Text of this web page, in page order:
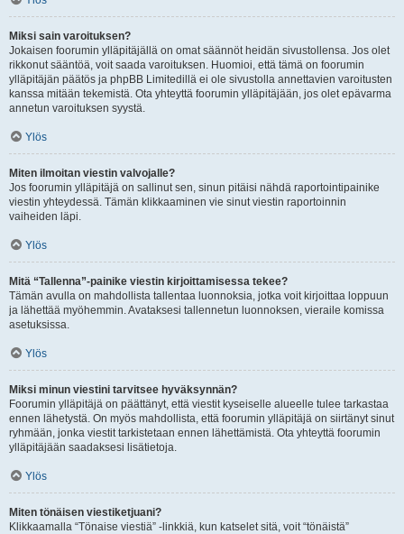
Miksi sain varoituksen?
Jokaisen foorumin ylläpitäjällä on omat säännöt heidän sivustollensa. Jos olet
rikkonut sääntöä, voit saada varoituksen. Huomioi, että tämä on foorumin
ylläpitäjän päätös ja phpBB Limitedillä ei ole sivustolla annettavien varoitusten
kanssa mitään tekemistä. Ota yhteyttä foorumin ylläpitäjään, jos olet epävarma
annetun varoituksen syystä.
Ylös
Miten ilmoitan viestin valvojalle?
Jos foorumin ylläpitäjä on sallinut sen, sinun pitäisi nähdä raportointipainike
viestin yhteydessä. Tämän klikkaaminen vie sinut viestin raportoinnin
vaiheiden läpi.
Ylös
Mitä “Tallenna”-painike viestin kirjoittamisessa tekee?
Tämän avulla on mahdollista tallentaa luonnoksia, jotka voit kirjoittaa loppuun
ja lähettää myöhemmin. Avataksesi tallennetun luonnoksen, vieraile komissa
asetuksissa.
Ylös
Miksi minun viestini tarvitsee hyväksynnän?
Foorumin ylläpitäjä on päättänyt, että viestit kyseiselle alueelle tulee tarkastaa
ennen lähetystä. On myös mahdollista, että foorumin ylläpitäjä on siirtänyt sinut
ryhmään, jonka viestit tarkistetaan ennen lähettämistä. Ota yhteyttä foorumin
ylläpitäjään saadaksesi lisätietoja.
Ylös
Miten tönäisen viestiketjuani?
Klikkaamalla “Tönaise viestiä” -linkkiä, kun katselet sitä, voit “tönäistä”